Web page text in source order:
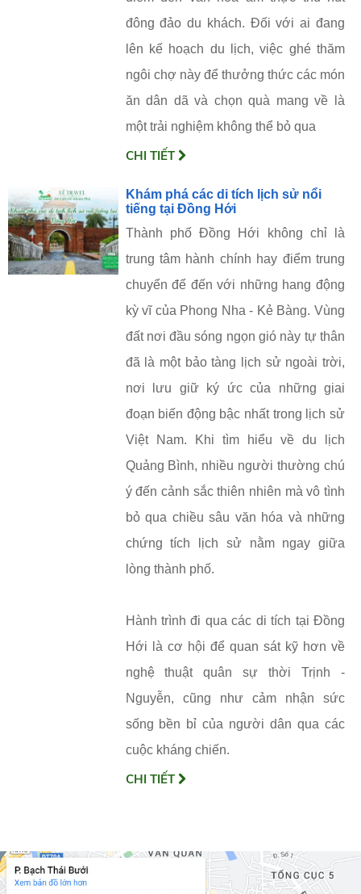
đông đảo du khách. Đối với ai đang
lên kế hoạch du lịch, việc ghé thăm
ngôi chợ này để thưởng thức các món
ăn dân dã và chọn quà mang về là
một trải nghiệm không thể bỏ qua
CHI TIẾT
Khám phá các di tích lịch sử nổi
tiếng tại Đồng Hới
Thành phố Đồng Hới không chỉ là
trung tâm hành chính hay điểm trung
chuyển để đến với những hang động
kỳ vĩ của Phong Nha - Kẻ Bàng. Vùng
đất nơi đầu sóng ngọn gió này tự thân
đã là một bảo tàng lịch sử ngoài trời,
nơi lưu giữ ký ức của những giai
đoạn biến động bậc nhất trong lịch sử
Việt Nam. Khi tìm hiểu về du lịch
Quảng Bình, nhiều người thường chú
ý đến cảnh sắc thiên nhiên mà vô tình
bỏ qua chiều sâu văn hóa và những
chứng tích lịch sử nằm ngay giữa
lòng thành phố.
Hành trình đi qua các di tích tại Đồng
Hới là cơ hội để quan sát kỹ hơn về
nghệ thuật quân sự thời Trịnh -
Nguyễn, cũng như cảm nhận sức
sống bền bỉ của người dân qua các
cuộc kháng chiến.
CHI TIẾT